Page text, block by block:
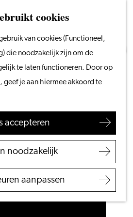
cookies
van cookies (Functioneel,
die noodzakelijk zijn om de
te laten functioneren. Door op
geef je aan hiermee akkoord te
accepteren
noodzakelijk
aanpassen
Menu
ZoekenVanaf het water
wandelen
Winkelen
Eten & drinken
Met kinderen
VVV Leiden
Bereikbaarheid
Regio Leiden
Zoeken
intopallefronten L
s
2024
en vakjuryprijs